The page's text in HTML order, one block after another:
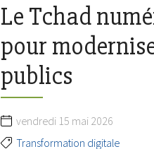
Le Tchad
pour
publics
vendredi 15 mai 2026
Transformation digitale